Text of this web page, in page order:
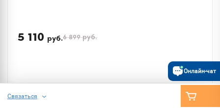
5 110 руб.6 899руб.
Связаться
Онлайн-чат